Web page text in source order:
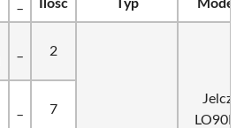
Ilość Typ Model
2
Jelcz
LO90M
7